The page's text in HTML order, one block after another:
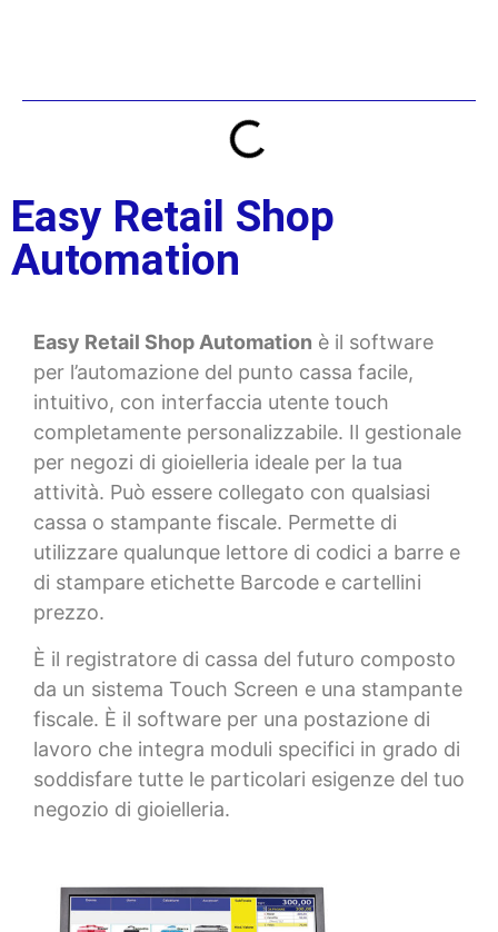
Easy Retail Shop
Automation
Easy Retail Shop Automation è il software
per l’automazione del punto cassa facile,
intuitivo, con interfaccia utente touch
completamente personalizzabile. Il gestionale
per negozi di gioielleria ideale per la tua
attività. Può essere collegato con qualsiasi
cassa o stampante fiscale. Permette di
utilizzare qualunque lettore di codici a barre e
di stampare etichette Barcode e cartellini
prezzo.
È il registratore di cassa del futuro composto
da un sistema Touch Screen e una stampante
fiscale. È il software per una postazione di
lavoro che integra moduli specifici in grado di
soddisfare tutte le particolari esigenze del tuo
negozio di gioielleria.